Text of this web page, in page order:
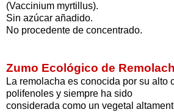
(Vaccinium myrtillus).
Sin azúcar añadido.
No procedente de concentrado.
Zumo Ecológico de
La remolacha es conocida por su alto
polifenoles y siempre ha sido
considerada como un vegetal